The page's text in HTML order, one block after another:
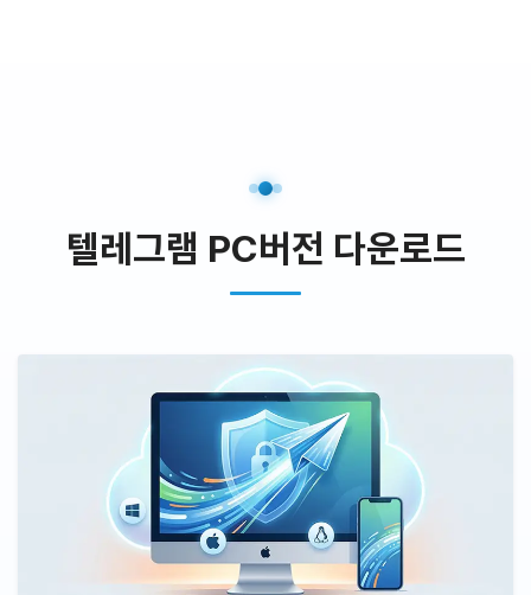
텔레그램 PC버전 다운로드